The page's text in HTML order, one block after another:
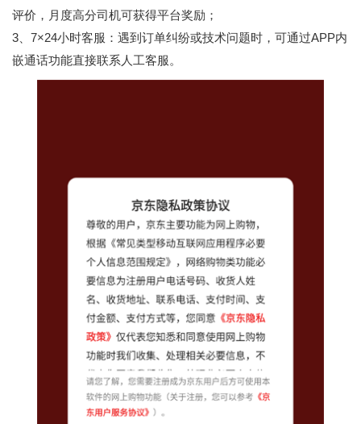
评价，月度高分司机可获得平台奖励；
3、7×24小时客服：遇到订单纠纷或技术问题时，可通过APP内
嵌通话功能直接联系人工客服。